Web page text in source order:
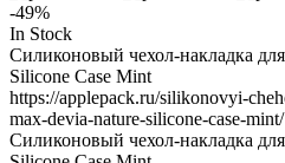
-49%
In Stock
Силиконовый чехол-накладка
Silicone Case Mint
https://applepack.ru/silikonovyi-
max-devia-nature-silicone-case-mint/
Силиконовый чехол-накладка